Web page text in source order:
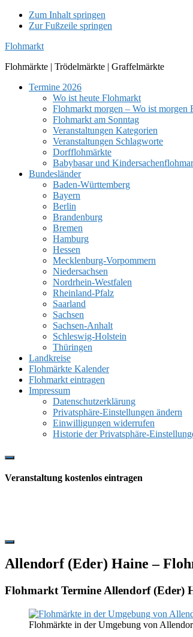
Zum Inhalt springen
Zur Fußzeile springen
Flohmarkt
Flohmärkte | Trödelmärkte | Graffelmärkte
Termine 2026
Wo ist heute Flohmarkt
Flohmarkt morgen – Wo ist morgen
Flohmarkt am Sonntag
Veranstaltungen Kategorien
Veranstaltungen Schlagworte
Dorfflohmärkte
Babybasar und
Bundesländer
Baden-Württemberg
Bayern
Berlin
Brandenburg
Bremen
Hamburg
Hessen
Mecklenburg-Vorpommern
Niedersachsen
Nordrhein-Westfalen
Rheinland-Pfalz
Saarland
Sachsen
Sachsen-Anhalt
Schleswig-Holstein
Thüringen
Landkreise
Flohmärkte Kalender
Flohmarkt eintragen
Impressum
Datenschutzerklärung
Privatsphäre-Einstellungen ändern
Einwilligungen widerrufen
Historie der Privatsphäre-
Show
Content
Veranstaltung kostenlos eintragen
Hide
Content
Allendorf (Eder) Haine –
Flohmarkt Termine Allendorf (Eder)
Flohmärkte in der Umgebung von